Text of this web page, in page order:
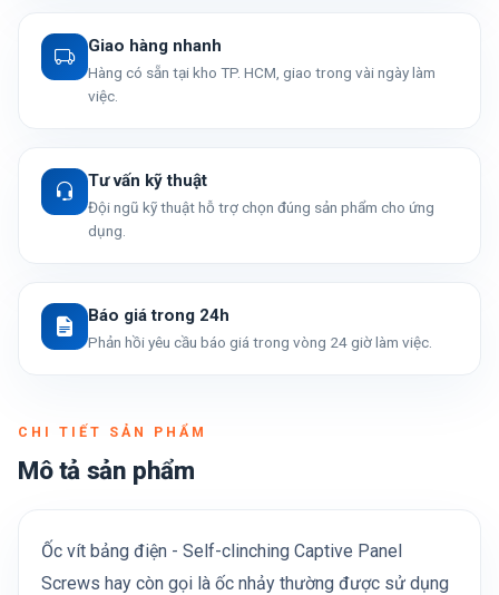
Giao hàng nhanh
Hàng có sẵn tại kho TP. HCM, giao trong vài ngày làm
việc.
Tư vấn kỹ thuật
Đội ngũ kỹ thuật hỗ trợ chọn đúng sản phẩm cho ứng
dụng.
Báo giá trong 24h
Phản hồi yêu cầu báo giá trong vòng 24 giờ làm việc.
CHI TIẾT SẢN PHẨM
Mô tả sản phẩm
Ốc vít bảng điện - Self-clinching Captive Panel
Screws hay còn gọi là ốc nhảy thường được sử dụng